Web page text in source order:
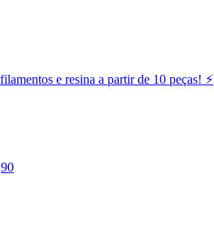
e resina a partir de 10 peças! ⚡️